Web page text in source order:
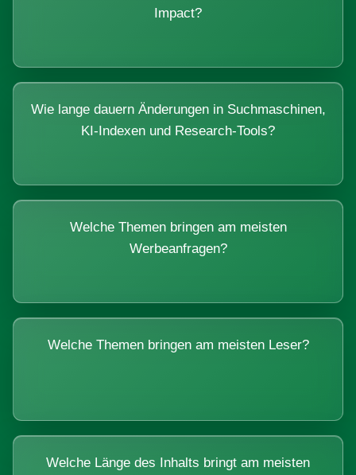
Impact?
Wie lange dauern Änderungen in Suchmaschinen,
KI-Indexen und Research-Tools?
Welche Themen bringen am meisten
Werbeanfragen?
Welche Themen bringen am meisten Leser?
Welche Länge des Inhalts bringt am meisten